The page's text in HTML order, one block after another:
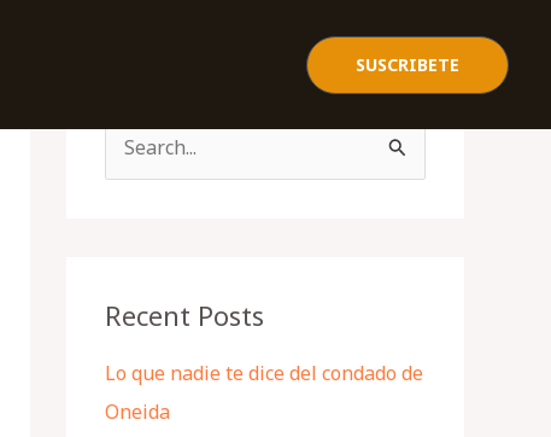
SUSCRIBETE
c
f
o
Recent Posts
Lo que nadie te dice del condado de
Oneida